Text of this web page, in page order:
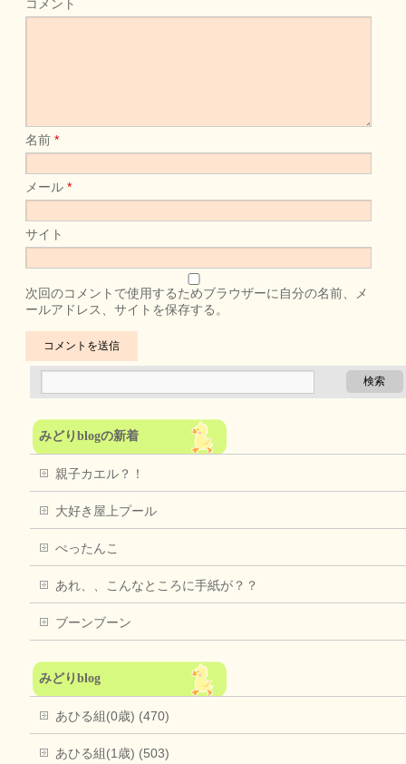
コメント
名前*
メール*
サイト
次回のコメントで使用するためブラウザーに自分の名前、メ
ールアドレス、サイトを保存する。
みどりblogの新着
親子カエル？！
大好き屋上プール
ぺったんこ
あれ、、こんなところに手紙が？？
ブーンブーン
みどりblog
あひる組(0歳) (470)
あひる組(1歳) (503)